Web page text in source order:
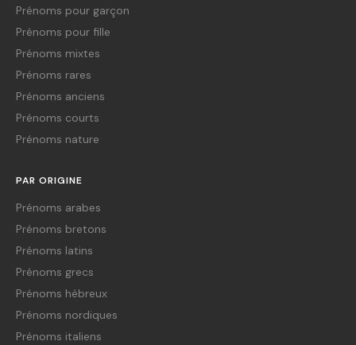
Prénoms pour garçon
Prénoms pour fille
Prénoms mixtes
Prénoms rares
Prénoms anciens
Prénoms courts
Prénoms nature
PAR ORIGINE
Prénoms arabes
Prénoms bretons
Prénoms latins
Prénoms grecs
Prénoms hébreux
Prénoms nordiques
Prénoms italiens